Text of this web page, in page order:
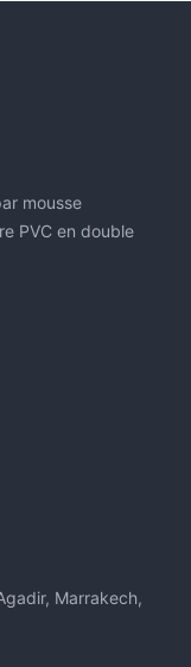
mousse
PVC en double
Marrakech,